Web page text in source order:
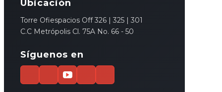
Ubicación
Torre Ofiespacios Off 326 | 325 | 301
C.C Metrópolis Cl. 75A No. 66 - 50
Síguenos en